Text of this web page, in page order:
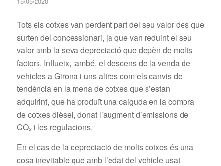
Tots els cotxes van perdent part del seu valor des que
surten del concessionari, ja que van reduint el seu
valor amb la seva depreciació que depèn de molts
factors. Influeix, també, el descens de la venda de
vehicles a Girona i uns altres com els canvis de
tendència en la mena de cotxes que s’estan
adquirint, que ha produït una caiguda en la compra
de cotxes dièsel, donat l’augment d’emissions de
CO₂ i les regulacions.
En el cas de la depreciació de molts cotxes és una
cosa inevitable que amb l’edat del vehicle usat